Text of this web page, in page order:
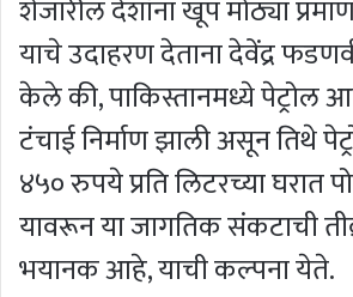
शेजारील देशांना खूप मोठ्या
याचे उदाहरण देताना देवेंद्र
केले की, पाकिस्तानमध्ये पेट्रोल
टंचाई निर्माण झाली असून तिथे
४५० रुपये प्रति लिटरच्या घरात
यावरून या जागतिक संकटाची
भयानक आहे, याची कल्पना येते.